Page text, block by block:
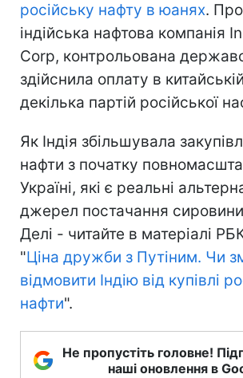
російську нафту в юанях.
індійська нафтова компанія
Corp, контрольована
здійснила оплату в
декілька партій російської
Як Індія збільшувала
нафти з початку
Україні, які є реальні
джерел постачання
Делі - читайте в матеріалі
"Ціна дружби з Путіним. Чи
відмовити Індію від купівлі
нафти".
Не пропустіть головне!
наші оновлення в